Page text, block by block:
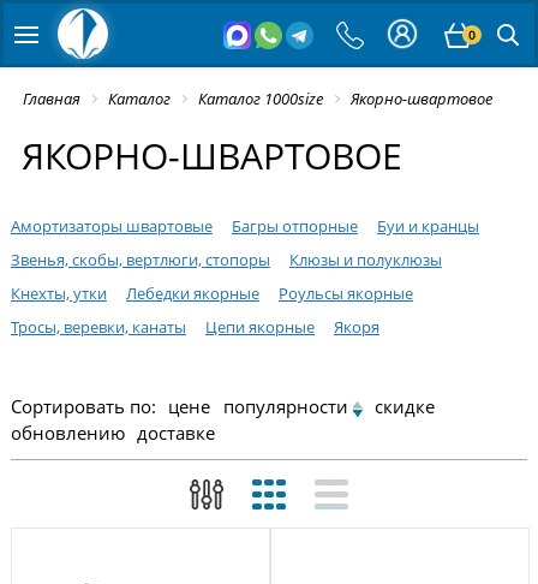
0
Главная Каталог Каталог 1000size Якорно-швартовое
ЯКОРНО-ШВАРТОВОЕ
Амортизаторы швартовые Багры отпорные
Буи и кранцы
Звенья, скобы, вертлюги, стопоры
Клюзы и полуклюзы
Кнехты, утки
Лебедки якорные
Роульсы якорные
Тросы, веревки, канаты
Цепи якорные Якоря
Сортировать по: цене популярности
скидке
обновлению доставке